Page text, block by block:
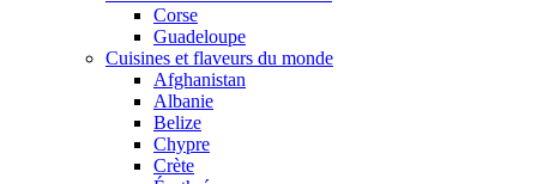
Corse
Guadeloupe
Cuisines et flaveurs du monde
Afghanistan
Albanie
Belize
Chypre
Crète